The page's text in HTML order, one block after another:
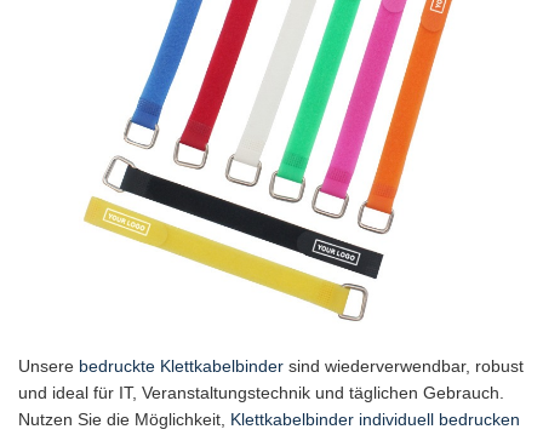
Unsere bedruckte Klettkabelbinder sind wiederverwendbar, robust
und ideal für IT, Veranstaltungstechnik und täglichen Gebrauch.
Nutzen Sie die Möglichkeit, Klettkabelbinder individuell bedrucken